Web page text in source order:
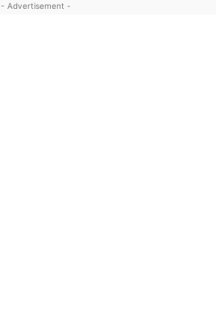
- Advertisement -